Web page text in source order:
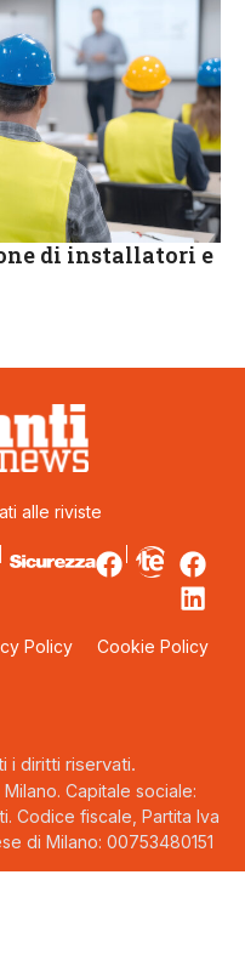
di installatori e
alle riviste
Policy Cookie Policy
i diritti riservati.
Capitale sociale:
Codice fiscale, Partita Iva
di Milano: 00753480151